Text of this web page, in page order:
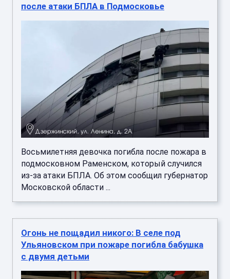
после атаки БПЛА в Подмосковье
Восьмилетняя девочка погибла после пожара в
подмосковном Раменском, который случился
из-за атаки БПЛА. Об этом сообщил губернатор
Московской области ...
Огонь не пощадил никого: В селе под
Ульяновском при пожаре погибла бабушка
с двумя детьми